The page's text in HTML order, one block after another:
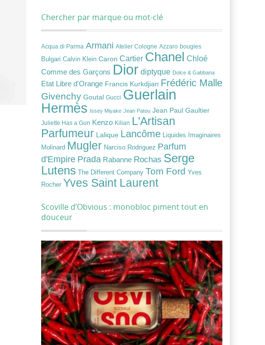
Chercher par marque ou mot-clé
Acqua di Parma Armani Atelier Cologne Azzaro bougies
Bulgari Calvin Klein Caron Cartier Chanel Chloé
Comme des Garçons Dior diptyque Dolce & Gabbana
Etat Libre d'Orange Francis Kurkdjian Frédéric Malle
Givenchy Goutal Gucci Guerlain
Hermès Issey Miyake Jean Patou Jean Paul Gaultier
Juliette Has a Gun Kenzo Kilian L'Artisan
Parfumeur Lalique Lancôme Liquides Imaginaires
Molinard Mugler Narciso Rodriguez Parfum
d'Empire Prada Rabanne Rochas Serge
Lutens
The Different Company Tom Ford Yves
Rocher Yves Saint Laurent
Scoville d’Obvious : monobloc piment tout en
douceur